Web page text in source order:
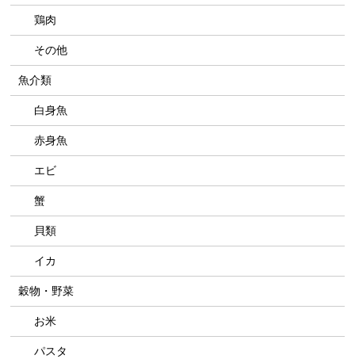
鶏肉
その他
魚介類
白身魚
赤身魚
エビ
蟹
貝類
イカ
穀物・野菜
お米
パスタ